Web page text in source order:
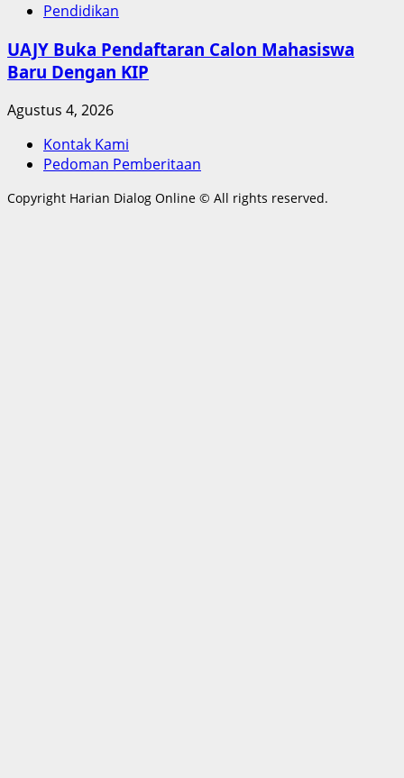
Pendidikan
UAJY Buka Pendaftaran Calon Mahasiswa
Baru Dengan KIP
Agustus 4, 2026
Kontak Kami
Pedoman Pemberitaan